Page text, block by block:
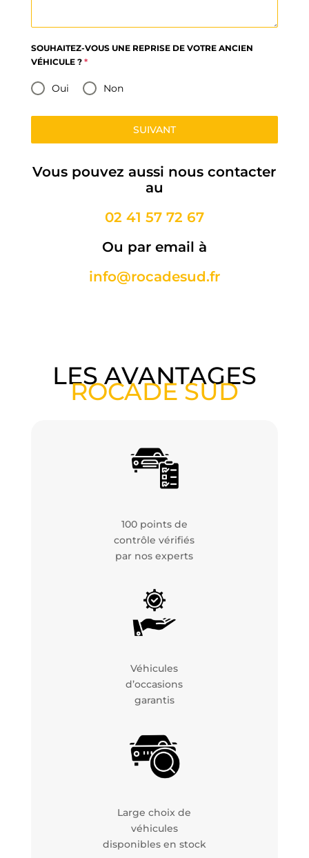
SOUHAITEZ-VOUS UNE REPRISE DE VOTRE ANCIEN
VÉHICULE ? *
Oui Non
SUIVANT
Vous pouvez aussi nous contacter
au
02 41 57 72 67
Ou par email à
info@rocadesud.fr
LES AVANTAGES
ROCADE SUD
100 points de
contrôle vérifiés
par nos experts
Véhicules
d’occasions
garantis
Large choix de
véhicules
disponibles en stock